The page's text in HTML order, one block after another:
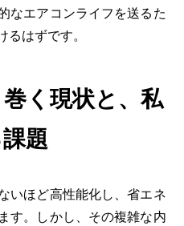
なエアコンライフを送るた
はずです。
く現状と、私
題
いほど高性能化し、省エネ
す。しかし、その複雑な内